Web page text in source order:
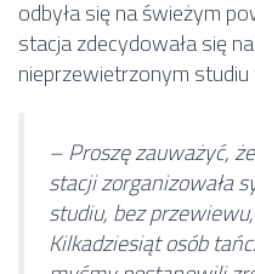
odbyła się na świeżym
stacja zdecydowała się
nieprzewietrzonym
– Proszę zauważyć,
stacji zorganizowała
studiu, bez
Kilkadziesiąt osób